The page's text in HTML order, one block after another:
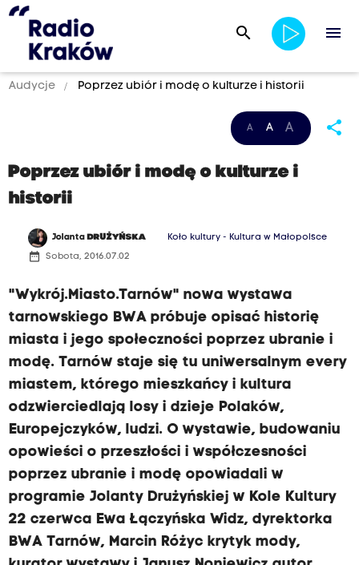
search menu
Audycje Poprzez ubiór i modę o kulturze i historii
A A A share
Poprzez ubiór i modę o kulturze i
historii
Jolanta DRUŻYŃSKA Koło kultury - Kultura w Małopolsce
date_range Sobota, 2016.07.02
"Wykrój.Miasto.Tarnów" nowa wystawa
tarnowskiego BWA próbuje opisać historię
miasta i jego społeczności poprzez ubranie i
modę. Tarnów staje się tu uniwersalnym every
miastem, którego mieszkańcy i kultura
odzwierciedlają losy i dzieje Polaków,
Europejczyków, ludzi. O wystawie, budowaniu
opowieści o przeszłości i współczesności
poprzez ubranie i modę opowiadali w
programie Jolanty Drużyńskiej w Kole Kultury
22 czerwca Ewa Łączyńska Widz, dyrektorka
BWA Tarnów, Marcin Różyc krytyk mody,